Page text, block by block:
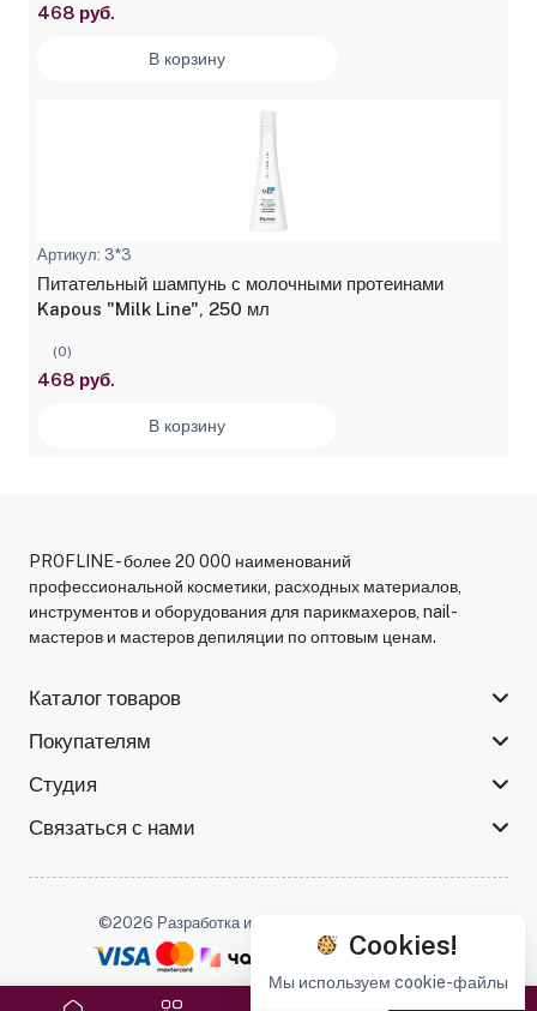
468 руб.
В корзину
Артикул: 3*3
Питательный шампунь с молочными протеинами
Kapous "Milk Line", 250 мл
(0)
468 руб.
В корзину
PROFLINE - более 20 000 наименований
профессиональной косметики, расходных материалов,
инструментов и оборудования для парикмахеров, nail-
мастеров и мастеров депиляции по оптовым ценам.
Каталог товаров
Покупателям
Студия
Связаться с нами
©2026 Разработка и поддержка -
Cookies!
Мы используем cookie-файлы